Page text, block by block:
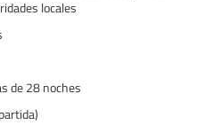
locales
de 28 noches